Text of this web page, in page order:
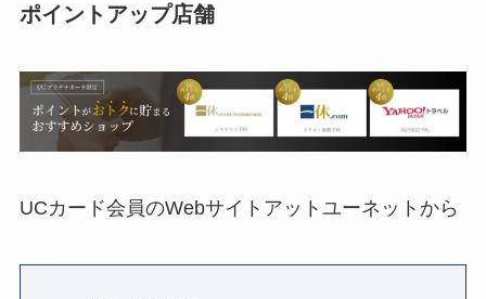
ポイントアップ店舗
UCカード会員のWebサイトアットユーネットから